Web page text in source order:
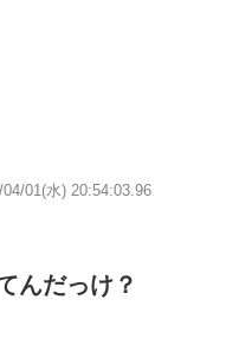
04/01(水) 20:54:03.96
んだっけ？